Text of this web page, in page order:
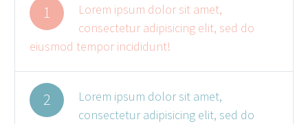
1
Lorem ipsum dolor sit amet,
consectetur adipisicing elit, sed do
eiusmod tempor incididunt!
2
Lorem ipsum dolor sit amet,
consectetur adipisicing elit, sed do